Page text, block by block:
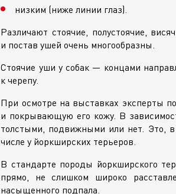
низким (ниже линии глаз).
Различают стоячие, полустоячие,
и постав ушей очень многообразны.
Стоячие уши у собак — концами
к черепу.
При осмотре на выставках эксперты
и покрывающую его кожу. В
толстыми, подвижными или нет. Это,
числе у йоркширских терьеров.
В стандарте породы йоркширского
прямо, не слишком широко
насыщенного подпала.